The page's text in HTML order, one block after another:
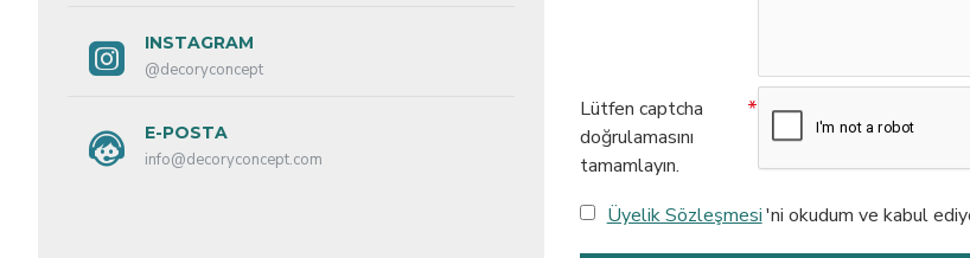
INSTAGRAM
@decoryconcept
E-POSTA
info@decoryconcept.com
Lütfen captcha
doğrulamasını
tamamlayın.
Üyelik Sözleşmesi'ni okudum ve kabul